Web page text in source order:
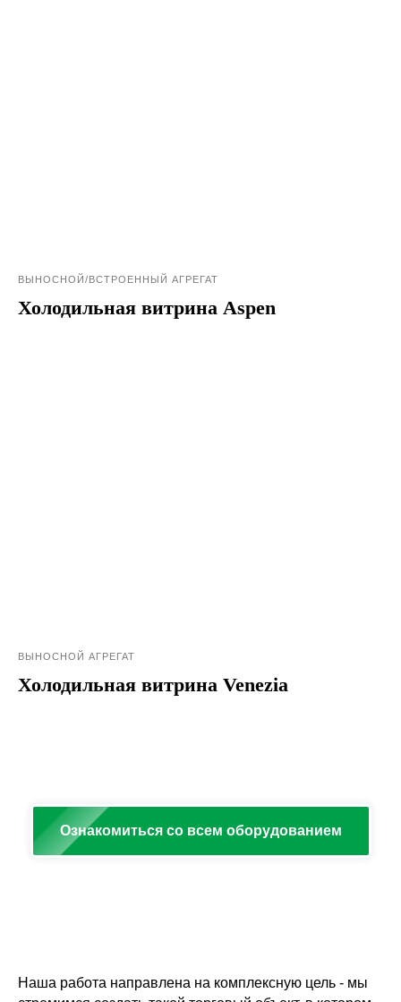
ВЫНОСНОЙ/ВСТРОЕННЫЙ АГРЕГАТ
Холодильная витрина Aspen
ВЫНОСНОЙ АГРЕГАТ
Холодильная витрина Venezia
Ознакомиться со всем оборудованием
Наша работа направлена на комплексную цель - мы